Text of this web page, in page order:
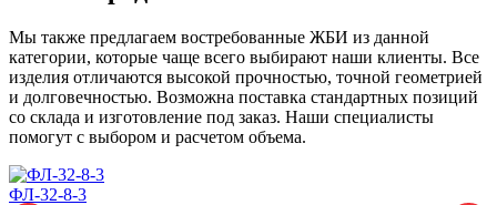
Мы также предлагаем востребованные ЖБИ из данной
категории, которые чаще всего выбирают наши клиенты. Все
изделия отличаются высокой прочностью, точной геометрией
и долговечностью. Возможна поставка стандартных позиций
со склада и изготовление под заказ. Наши специалисты
помогут с выбором и расчетом объема.
ФЛ-32-8-3